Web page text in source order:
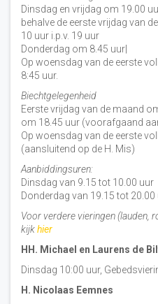
Dinsdag en vrijdag om 19.00
behalve de eerste vrijdag van
10 uur i.p.v. 19 uur
Donderdag om 8.45 uur|
Op woensdag van de eerste
8:45 uur.
Biechtgelegenheid
Eerste vrijdag van de maand
om 18.45 uur (voorafgaand
Op woensdag van de eerste
(aansluitend op de H. Mis)
Aanbiddingsuren:
Dinsdag van 9.15 tot 10.00 uur
Donderdag van 19.15 tot 20.00
Voor verdere vieringen (lauden,
kijkhier
HH. Michael en Laurens de
Dinsdag 10:00 uur,
H. Nicolaas Eemnes